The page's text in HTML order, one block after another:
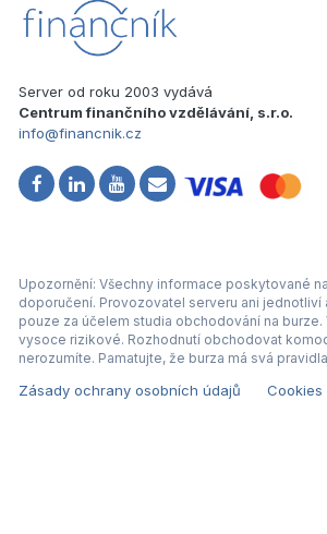
Server od roku 2003 vydává
Centrum finančního vzdělávání, s.r.o.
info@financnik.cz
Upozornění: Všechny informace poskytované
doporučení. Provozovatel serveru ani
pouze za účelem studia obchodování na
vysoce rizikové. Rozhodnutí obchodovat
nerozumíte. Pamatujte, že burza má svá
Zásady ochrany osobních údajů Cookies